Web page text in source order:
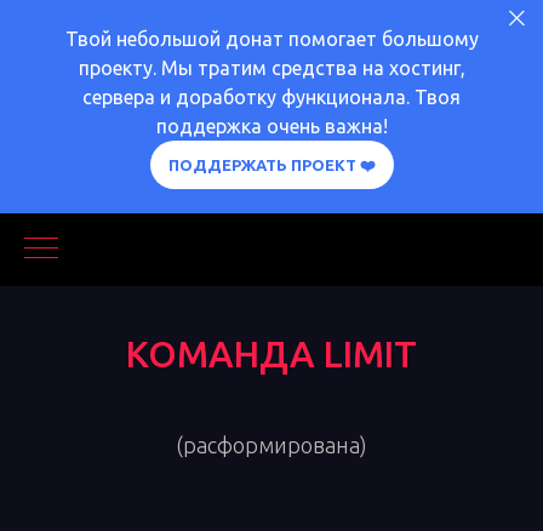
Твой небольшой донат помогает большому
проекту. Мы тратим средства на хостинг,
сервера и доработку функционала. Твоя
поддержка очень важна!
ПОДДЕРЖАТЬ ПРОЕКТ ❤️
КОМАНДА LIMIT
(расформирована)